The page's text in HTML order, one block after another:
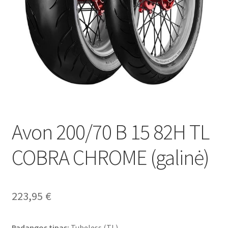
Avon 200/70 B 15 82H TL
COBRA CHROME (galinė)
223,95 €